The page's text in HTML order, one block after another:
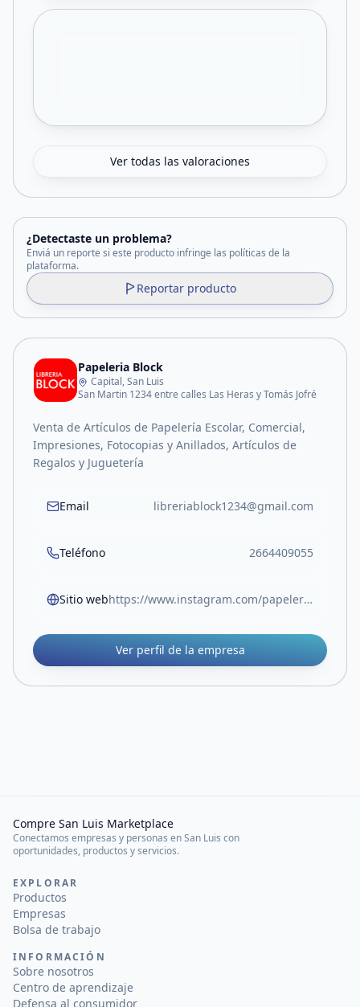
Ver todas las valoraciones
¿Detectaste un problema?
Enviá un reporte si este producto infringe las políticas de la
plataforma.
Reportar producto
Papeleria Block
Capital, San Luis
San Martin 1234 entre calles Las Heras y Tomás Jofré
Venta de Artículos de Papelería Escolar, Comercial,
Impresiones, Fotocopias y Anillados, Artículos de
Regalos y Juguetería
Email libreriablock1234@gmail.com
Teléfono 2664409055
Sitio web https://www.instagram.com/papeleriablock.sl?igsh=MW05Z3RocjUwOTlvOA%3D%3D
Ver perfil de la empresa
Compre San Luis Marketplace
Conectamos empresas y personas en San Luis con
oportunidades, productos y servicios.
EXPLORAR
Productos
Empresas
Bolsa de trabajo
INFORMACIÓN
Sobre nosotros
Centro de aprendizaje
Defensa al consumidor